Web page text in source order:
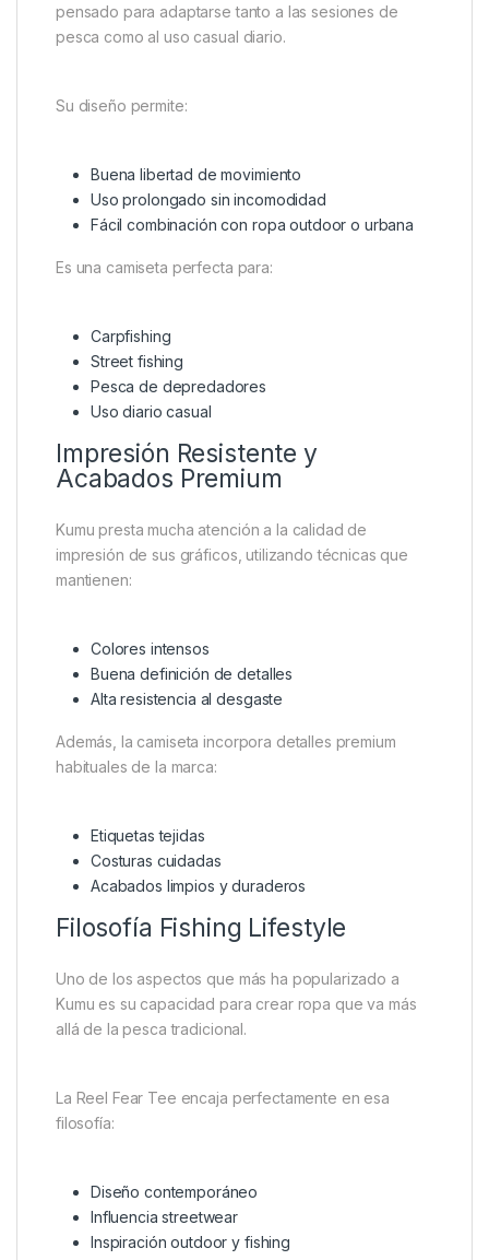
pensado para adaptarse tanto a las sesiones de
pesca como al uso casual diario.
Su diseño permite:
Buena libertad de movimiento
Uso prolongado sin incomodidad
Fácil combinación con ropa outdoor o urbana
Es una camiseta perfecta para:
Carpfishing
Street fishing
Pesca de depredadores
Uso diario casual
Impresión Resistente y
Acabados Premium
Kumu presta mucha atención a la calidad de
impresión de sus gráficos, utilizando técnicas que
mantienen:
Colores intensos
Buena definición de detalles
Alta resistencia al desgaste
Además, la camiseta incorpora detalles premium
habituales de la marca:
Etiquetas tejidas
Costuras cuidadas
Acabados limpios y duraderos
Filosofía Fishing Lifestyle
Uno de los aspectos que más ha popularizado a
Kumu es su capacidad para crear ropa que va más
allá de la pesca tradicional.
La Reel Fear Tee encaja perfectamente en esa
filosofía:
Diseño contemporáneo
Influencia streetwear
Inspiración outdoor y fishing